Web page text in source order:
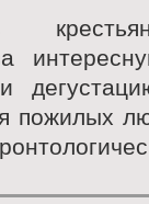
пожилых